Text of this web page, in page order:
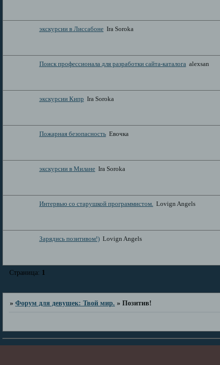
экскурсии в Лиссабоне Ira Soroka
Поиск профессионала для разработки сайта-каталога alexsan
экскурсии Кипр Ira Soroka
Пожарная безопасность Евочка
экскурсии в Милане Ira Soroka
Интервью со старушкой программистом. Lovign Angels
Зарядись позитивом!) Lovign Angels
Страница: 1
»Форум для девушек: Твой мир. »Позитив!